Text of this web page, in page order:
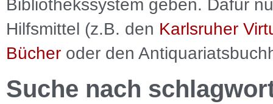
Bibliothekssystem geben. Dafür
Hilfsmittel (z.B. den Karlsruher
Bücher oder den
Suche nach